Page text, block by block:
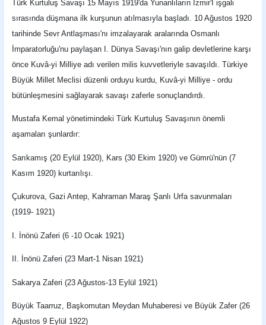
Türk Kurtuluş Savaşı 15 Mayıs 1919'da Yunanlıların İzmir'I işgali
sırasında düşmana ilk kurşunun atılmasıyla başladı. 10 Ağustos 1920
tarihinde Sevr Antlaşması'nı imzalayarak aralarında Osmanlı
İmparatorluğu'nu paylaşan I. Dünya Savaşı'nın galip devletlerine karşı
önce Kuvâ-yi Milliye adı verilen milis kuvvetleriyle savaşıldı. Türkiye
Büyük Millet Meclisi düzenli orduyu kurdu, Kuvâ-yi Milliye - ordu
bütünleşmesini sağlayarak savaşı zaferle sonuçlandırdı.
Mustafa Kemal yönetimindeki Türk Kurtuluş Savaşının önemli
aşamaları şunlardır:
Sarıkamış (20 Eylül 1920), Kars (30 Ekim 1920) ve Gümrü'nün (7
Kasım 1920) kurtarılışı.
Çukurova, Gazi Antep, Kahraman Maraş Şanlı Urfa savunmaları
(1919- 1921)
I. İnönü Zaferi (6 -10 Ocak 1921)
II. İnönü Zaferi (23 Mart-1 Nisan 1921)
Sakarya Zaferi (23 Ağustos-13 Eylül 1921)
Büyük Taarruz, Başkomutan Meydan Muhaberesi ve Büyük Zafer (26
Ağustos 9 Eylül 1922)